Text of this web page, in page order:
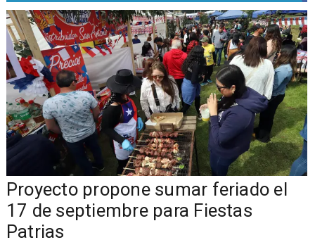
Proyecto propone sumar feriado el
17 de septiembre para Fiestas
Patrias